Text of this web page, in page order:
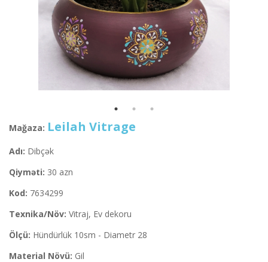
Mağaza: Leilah Vitrage
Adı: Dibçək
Qiyməti: 30 azn
Kod: 7634299
Texnika/Növ: Vitraj, Ev dekoru
Ölçü: Hündürlük 10sm - Diametr 28
Material Növü: Gil